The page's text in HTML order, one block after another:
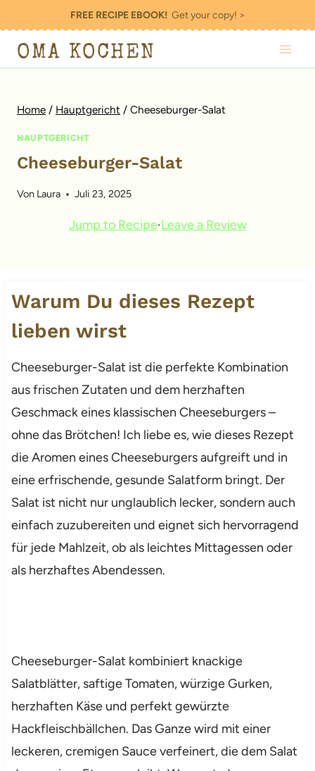
Inhalt
springen
FREE RECIPE EBOOK!Get your copy! >
OMA KOCHEN
Home / Hauptgericht / Cheeseburger-Salat
HAUPTGERICHT
Cheeseburger-Salat
Von Laura Juli 23, 2025
Jump to Recipe·Leave a Review
Warum Du dieses Rezept
lieben wirst
Cheeseburger-Salat ist die perfekte Kombination
aus frischen Zutaten und dem herzhaften
Geschmack eines klassischen Cheeseburgers –
ohne das Brötchen! Ich liebe es, wie dieses Rezept
die Aromen eines Cheeseburgers aufgreift und in
eine erfrischende, gesunde Salatform bringt. Der
Salat ist nicht nur unglaublich lecker, sondern auch
einfach zuzubereiten und eignet sich hervorragend
für jede Mahlzeit, ob als leichtes Mittagessen oder
als herzhaftes Abendessen.
Cheeseburger-Salat kombiniert knackige
Salatblätter, saftige Tomaten, würzige Gurken,
herzhaften Käse und perfekt gewürzte
Hackfleischbällchen. Das Ganze wird mit einer
leckeren, cremigen Sauce verfeinert, die dem Salat